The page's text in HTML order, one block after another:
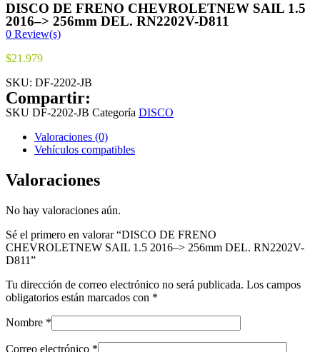
DISCO DE FRENO CHEVROLETNEW SAIL 1.5
2016–> 256mm DEL. RN2202V-D811
0 Review(s)
$21.979
SKU: DF-2202-JB
Compartir:
SKU DF-2202-JB Categoría DISCO
Valoraciones (0)
Vehículos compatibles
Valoraciones
No hay valoraciones aún.
Sé el primero en valorar “DISCO DE FRENO
CHEVROLETNEW SAIL 1.5 2016–> 256mm DEL. RN2202V-
D811”
Tu dirección de correo electrónico no será publicada. Los campos
obligatorios están marcados con *
Nombre *
Correo electrónico *